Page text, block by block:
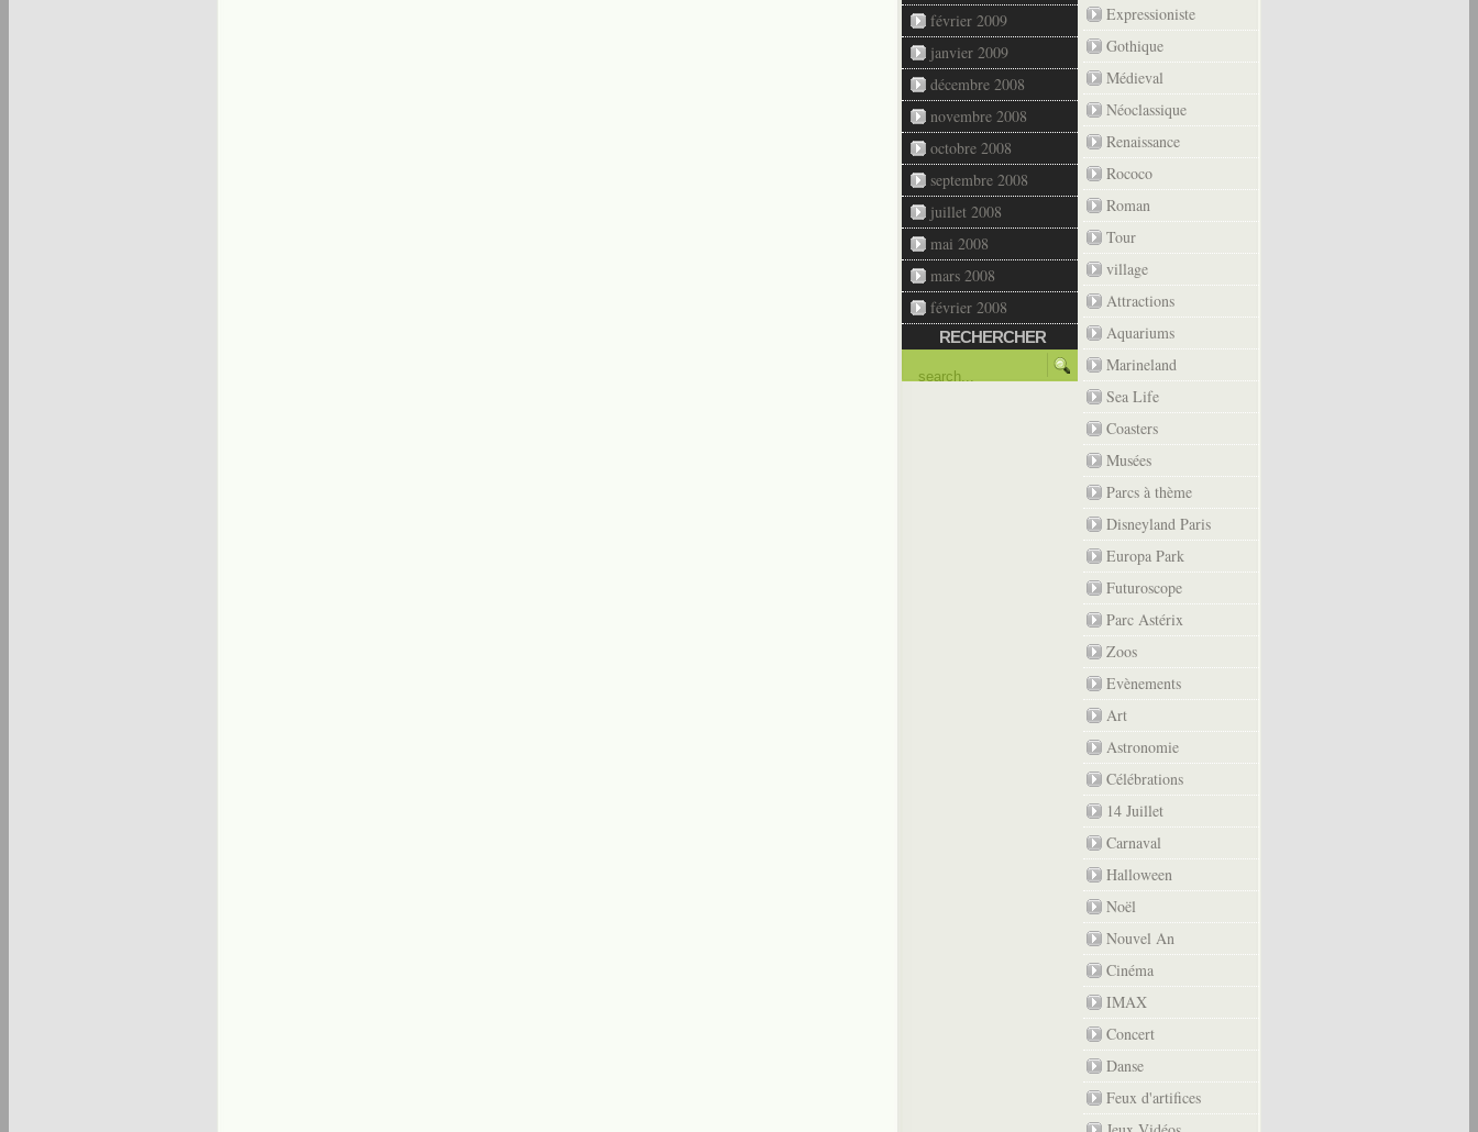
février 2009
janvier 2009
décembre 2008
novembre 2008
octobre 2008
septembre 2008
juillet 2008
mai 2008
mars 2008
février 2008
RECHERCHER
Expressioniste
Gothique
Médieval
Néoclassique
Renaissance
Rococo
Roman
Tour
village
Attractions
Aquariums
Marineland
Sea Life
Coasters
Musées
Parcs à thème
Disneyland Paris
Europa Park
Futuroscope
Parc Astérix
Zoos
Evènements
Art
Astronomie
Célébrations
14 Juillet
Carnaval
Halloween
Noël
Nouvel An
Cinéma
IMAX
Concert
Danse
Feux d'artifices